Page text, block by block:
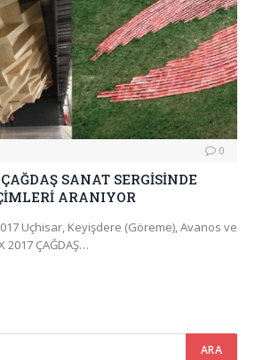
0
SANAT SERGİSİNDE
ARANIYOR
Uçhisar, Keyişdere (Göreme), Avanos ve
2017 ÇAĞDAŞ…